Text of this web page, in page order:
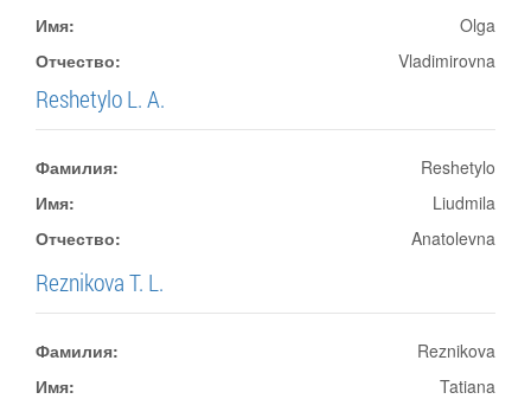
Имя:
Olga
Отчество:
Vladimirovna
Reshetylo L. A.
Фамилия:
Reshetylo
Имя:
Liudmila
Отчество:
Anatolevna
Reznikova T. L.
Фамилия:
Reznikova
Имя:
Tatiana